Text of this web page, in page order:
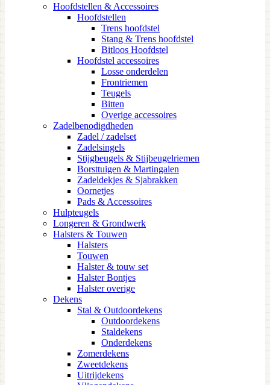
Hoofdstellen & Accessoires
Hoofdstellen
Trens hoofdstel
Stang & Trens hoofdstel
Bitloos Hoofdstel
Hoofdstel accessoires
Losse onderdelen
Frontriemen
Teugels
Bitten
Overige accessoires
Zadelbenodigdheden
Zadel / zadelset
Zadelsingels
Stijgbeugels & Stijbeugelriemen
Borsttuigen & Martingalen
Zadeldekjes & Sjabrakken
Oornetjes
Pads & Accessoires
Hulpteugels
Longeren & Grondwerk
Halsters & Touwen
Halsters
Touwen
Halster & touw set
Halster Bontjes
Halster overige
Dekens
Stal & Outdoordekens
Outdoordekens
Staldekens
Onderdekens
Zomerdekens
Zweetdekens
Uitrijdekens